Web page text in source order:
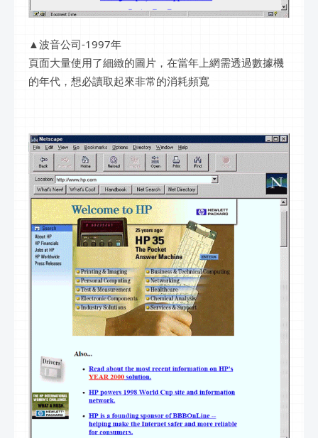
▲波音公司-1997年
頁面大量使用了細緻的圖片，在當年上網需透過數據機
的年代，想必讀取起來非常的消耗頻寬